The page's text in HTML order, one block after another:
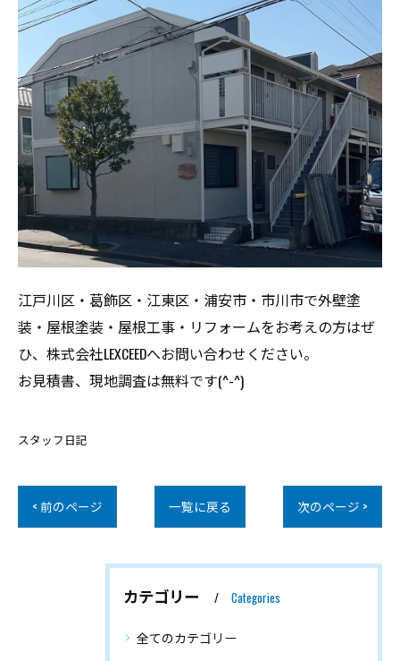
江戸川区・葛飾区・江東区・浦安市・市川市で外壁塗
装・屋根塗装・屋根工事・リフォームをお考えの方はぜ
ひ、株式会社LEXCEEDへお問い合わせください。
お見積書、現地調査は無料です(^-^)
スタッフ日記
< 前のページ 一覧に戻る 次のページ >
カテゴリー Categories
全てのカテゴリー